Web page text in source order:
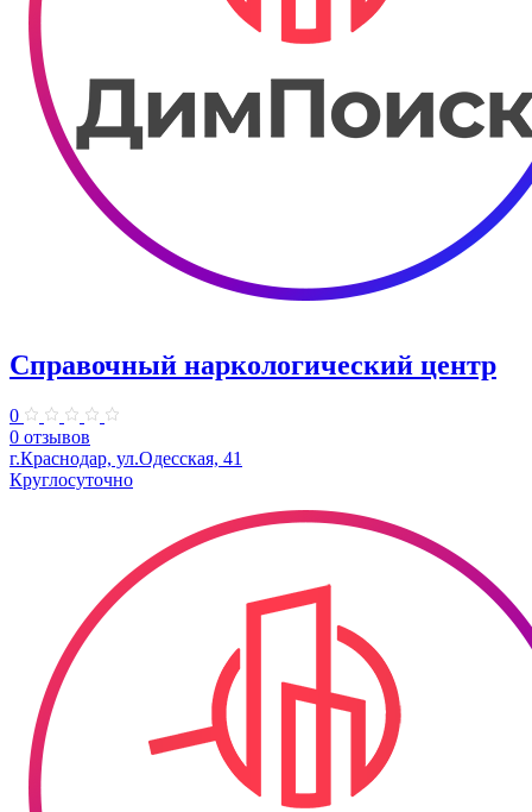
Справочный наркологический центр
0
0 отзывов
г.Краснодар, ул.Одесская, 41
Круглосуточно